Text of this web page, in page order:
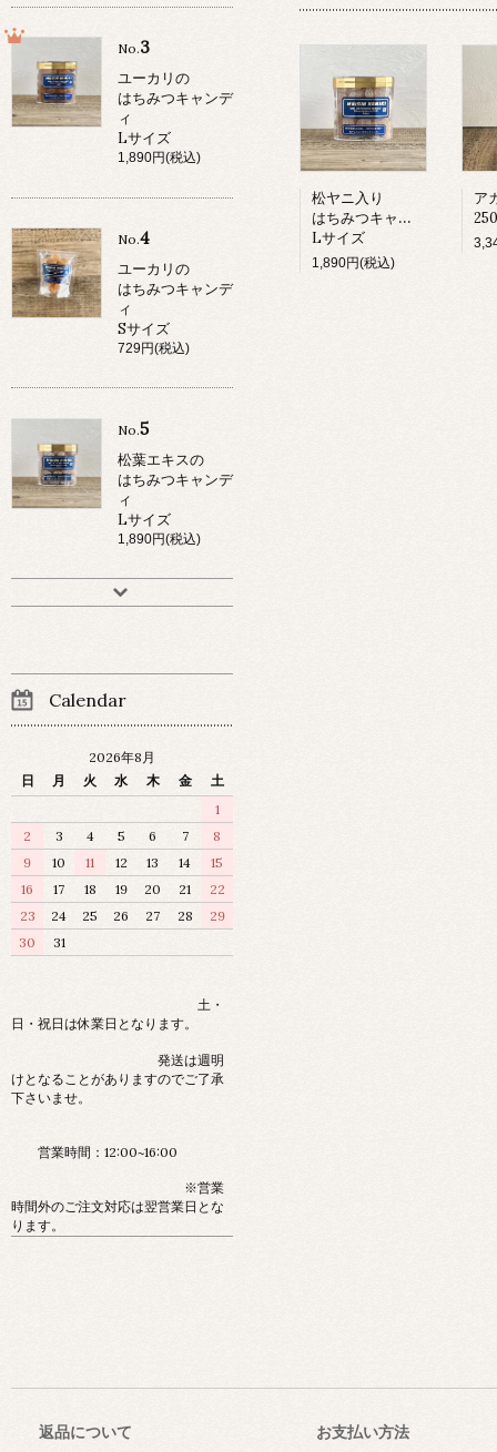
松ヤニ入り
はちみつキャンディ
Lサイズ
1,890円(税込)
ア
No.3
ユーカリの
はちみつキャンデ
ィ
Lサイズ
1,890円(税込)
No.4
ユーカリの
はちみつキャンデ
ィ
Sサイズ
729円(税込)
No.5
松葉エキスの
はちみつキャンデ
ィ
Lサイズ
1,890円(税込)
Calendar
2026年8月
日
月 火 水 木 金
土
1
2
3 4 5 6 7
8
9
10 11 12 13 14
15
16
17 18 19 20 21
22
23
24 25 26 27 28
29
30
31
土・
日・祝日は休業日となります。
発送は週明
けとなることがありますのでご了承
下さいませ。
営業時間：12:00~16:00
※営業
時間外のご注文対応は翌営業日とな
ります。
返品について お支払い方法